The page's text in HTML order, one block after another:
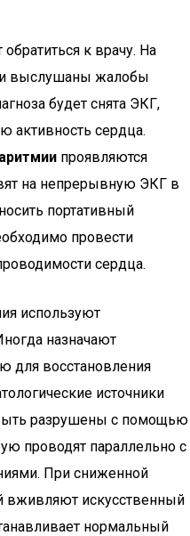
обратиться к врачу. На
и выслушаны жалобы
будет снята ЭКГ,
активность сердца.
аритмии проявляются
на непрерывную ЭКГ в
портативный
провести
сердца.
используют
назначают
для восстановления
источники
разрушены с помощью
проводят параллельно с
При сниженной
вживляют искусственный
нормальный